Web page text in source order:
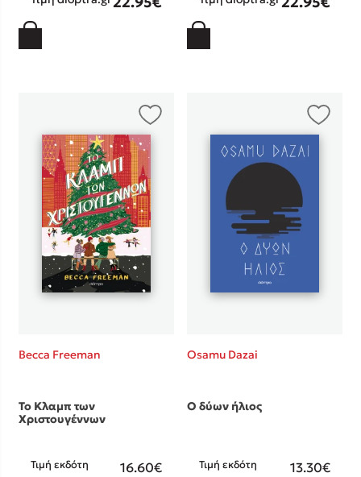
Becca Freeman
Το Κλαμπ των
Χριστουγέννων
Τιμή εκδότη 16.60€
Osamu Dazai
Ο δύων ήλιος
Τιμή εκδότη 13.30€